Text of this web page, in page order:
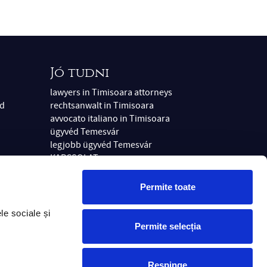
sociale și
Permite toate
Permite selecția
Respinge
Jó tudni
lawyers in Timisoara attorneys
rechtsanwalt in Timisoara
avvocato italiano in Timisoara
ügyvéd Temesvár
legjobb ügyvéd Temesvár
KAPCSOLAT